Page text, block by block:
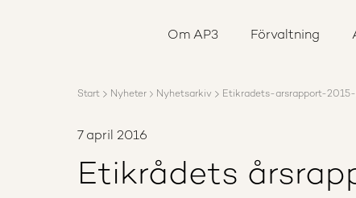
Om AP3 Förvaltning
Start Nyheter Nyhetsarkiv Etikradets-arsrapport-
7 april 2016
Etikrådets